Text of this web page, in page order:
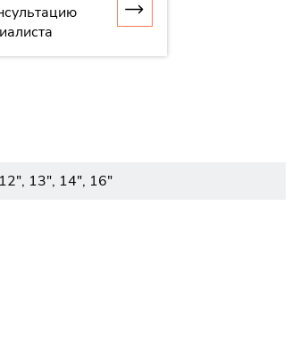
13", 14", 16"